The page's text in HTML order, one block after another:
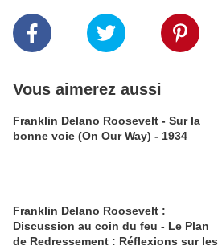
Vous aimerez aussi
Franklin Delano Roosevelt - Sur la
bonne voie (On Our Way) - 1934
Franklin Delano Roosevelt :
Discussion au coin du feu - Le Plan
de Redressement : Réflexions sur les